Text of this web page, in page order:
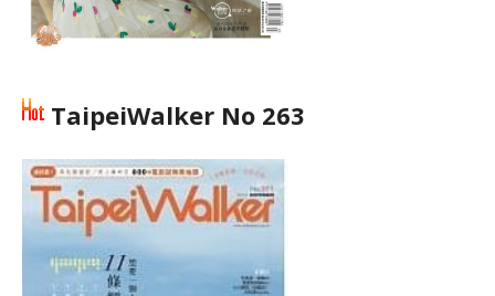
TaipeiWalker No 263